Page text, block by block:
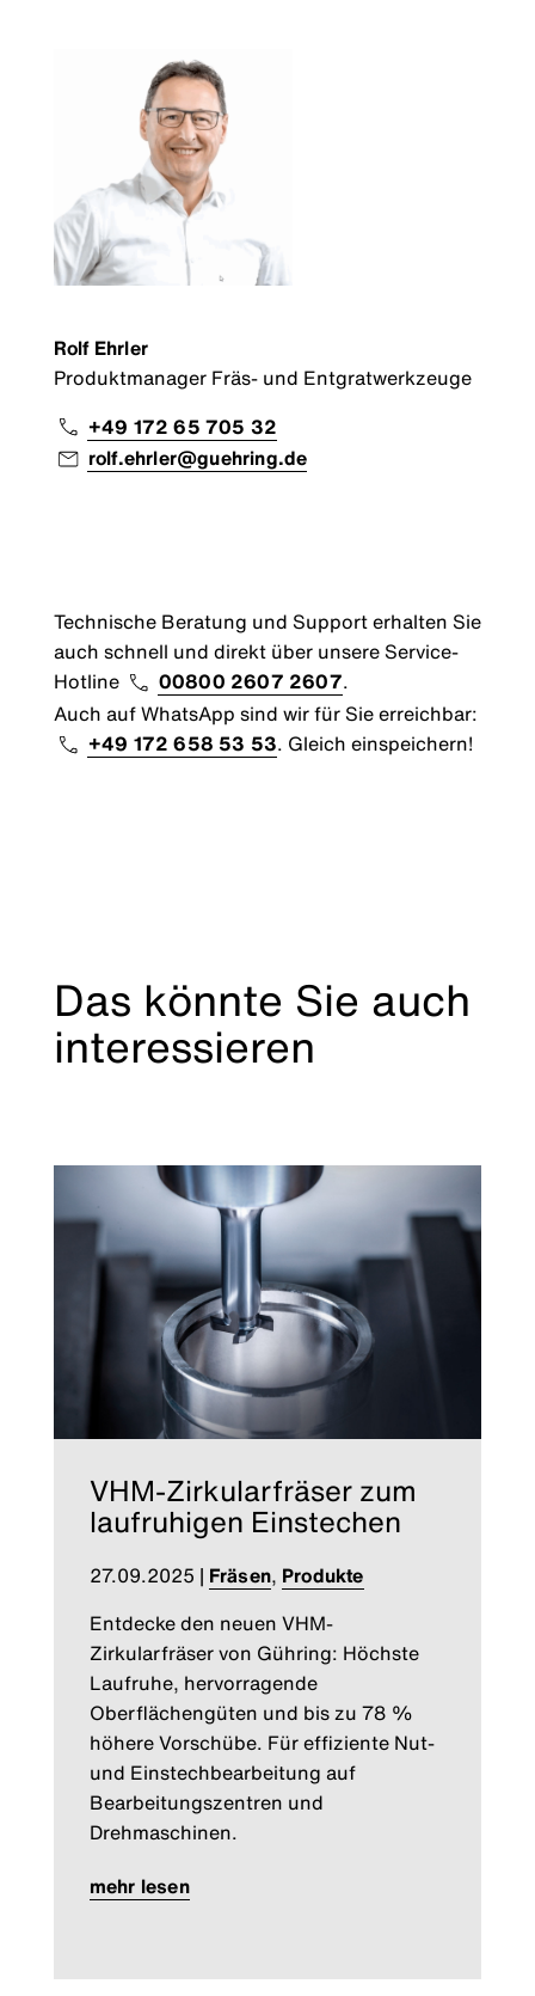
Rolf Ehrler
Produktmanager Fräs- und Entgratwerkzeuge
+49 172 65 705 32
rolf.ehrler@guehring.de
Technische Beratung und Support erhalten Sie
auch schnell und direkt über unsere Service-
Hotline
00800 2607 2607.
Auch auf WhatsApp sind wir für Sie erreichbar:
+49 172 658 53 53. Gleich einspeichern!
Das könnte Sie auch
interessieren
VHM-Zirkularfräser zum
laufruhigen Einstechen
27.09.2025 | Fräsen, Produkte
Entdecke den neuen VHM-
Zirkularfräser von Gühring: Höchste
Laufruhe, hervorragende
Oberflächengüten und bis zu 78 %
höhere Vorschübe. Für effiziente Nut-
und Einstechbearbeitung auf
Bearbeitungszentren und
Drehmaschinen.
mehr lesen